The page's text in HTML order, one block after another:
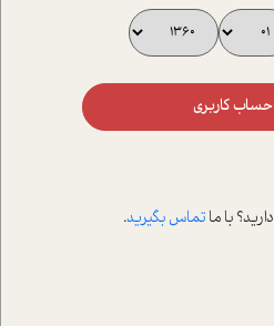
حساب کاربری
با ماتماس بگیرید.